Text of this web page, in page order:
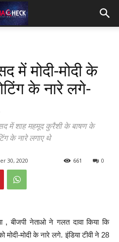
में मोदी-मोदी के
के नारे लगे-
में शाह महमूद कुरैशी के बाषण के
के नारे लगाए थे
30, 2020 0
661
, बीजपी नेताओ ने गलत दावा किया कि
मोदी के नारे लगे. इंडिया टीवी ने 28